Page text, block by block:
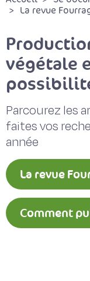
La revue
végétale
Parcourez les
faites vos
année
La revue
Comment